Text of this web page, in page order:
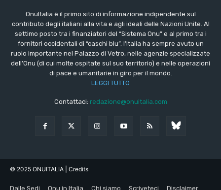
OnuItalia è il primo sito di informazione indipendente sul
contributo degli italiani alla vita e agli ideali delle Nazioni Unite. Al
settimo posto tra i finanziatori del “Sistema Onu” e al primo tra i
fornitori occidentali di “caschi blu”, l’Italia ha sempre avuto un
ruolo importante nel Palazzo di Vetro, nelle agenzie specializzate
dell’Onu (di cui molte ospitate sul suo territorio) e nelle operazioni
di pace e umanitarie in giro per il mondo.
LEGGI TUTTO
Contattaci: redazione@onuitalia.com
© 2025 ONUITALIA | Credits
Dalle Sedi Onu in Italia Chi siamo Scriveteci Disclaimer